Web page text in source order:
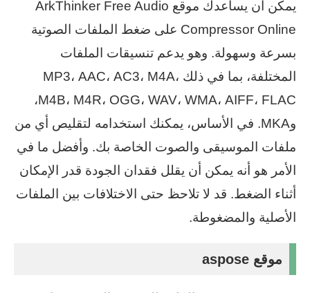
يمكن أن يساعدك موقع ArkThinker Free Audio
Compressor Online على ضغط الملفات الصوتية
بسرعة وسهولة. وهو يدعم تنسيقات الملفات
المختلفة، بما في ذلك MP3، AAC، AC3، M4A،
M4B، M4R، OGG، WAV، WMA، AIFF، FLAC،
وMKA. في الأساس، يمكنك استخدامه لتقليص أي من
ملفات الموسيقى والصوت الخاصة بك. وأفضل ما في
الأمر هو أنه يمكن أن يقلل فقدان الجودة قدر الإمكان
أثناء الضغط. قد لا تلاحظ حتى الاختلافات بين الملفات
الأصلية والمضغوطة.
موقع aspose